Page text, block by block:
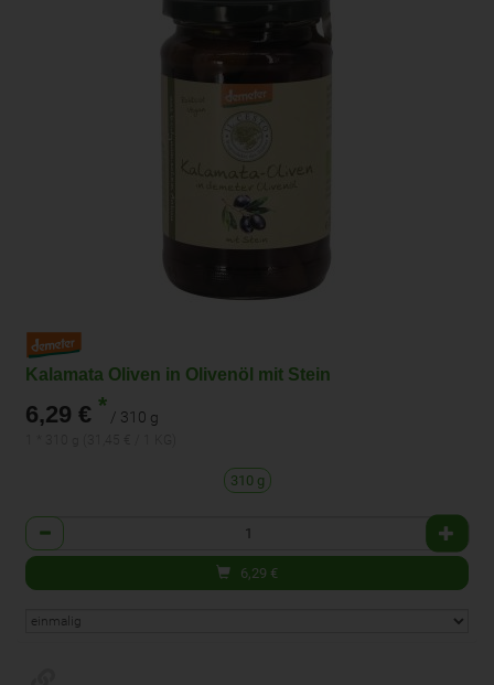
Kalamata Oliven in Olivenöl mit Stein
6,29 € * / 310 g
310 g
Anzahl
6,29 €